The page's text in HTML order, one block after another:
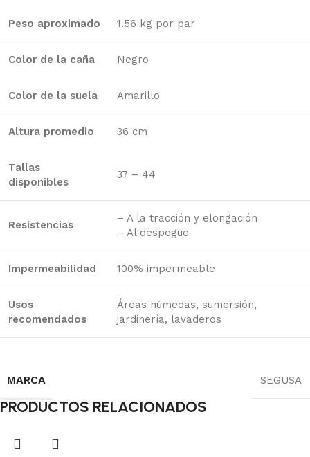
Peso aproximado 1.56 kg por par
Color de la caña Negro
Color de la suela Amarillo
Altura promedio 36 cm
Tallas
disponibles
37 – 44
Resistencias
– A la tracción y elongación
– Al despegue
Impermeabilidad 100% impermeable
Usos
recomendados
Áreas húmedas, sumersión,
jardinería, lavaderos
MARCA SEGUSA
PRODUCTOS RELACIONADOS